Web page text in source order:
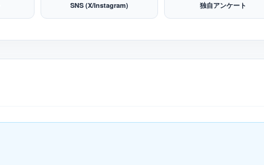
SNS (X/Instagram) 独自アンケート